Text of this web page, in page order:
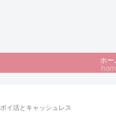
ホー
ポイ活とキャッシュレス